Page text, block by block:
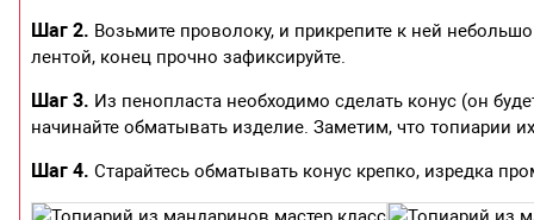
Шаг 2. Возьмите проволоку, и прикрепите к ней
лентой, конец прочно зафиксируйте.
Шаг 3. Из пенопласта необходимо сделать конус (он
начинайте обматывать изделие. Заметим, что топиарии
Шаг 4. Старайтесь обматывать конус крепко, изредка